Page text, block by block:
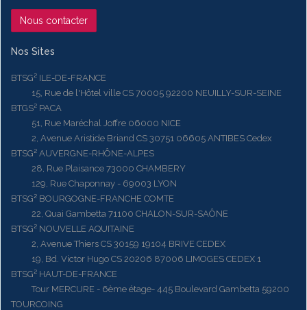
Nous contacter
Nos Sites
BTSG² ILE-DE-FRANCE
15, Rue de l'Hôtel ville CS 70005 92200 NEUILLY-SUR-SEINE
BTGS² PACA
51, Rue Maréchal Joffre 06000 NICE
2, Avenue Aristide Briand CS 30751 06605 ANTIBES Cedex
BTSG² AUVERGNE-RHÔNE-ALPES
28, Rue Plaisance 73000 CHAMBERY
129, Rue Chaponnay - 69003 LYON
BTSG² BOURGOGNE-FRANCHE COMTE
22, Quai Gambetta 71100 CHALON-SUR-SAÔNE
BTSG² NOUVELLE AQUITAINE
2, Avenue Thiers CS 30159 19104 BRIVE CEDEX
19, Bd. Victor Hugo CS 20206 87006 LIMOGES CEDEX 1
BTSG² HAUT-DE-FRANCE
Tour MERCURE - 6ème étage- 445 Boulevard Gambetta 59200
TOURCOING